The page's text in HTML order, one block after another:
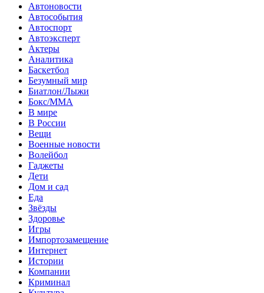
Автоновости
Автособытия
Автоспорт
Автоэксперт
Актеры
Аналитика
Баскетбол
Безумный мир
Биатлон/Лыжи
Бокс/MMA
В мире
В России
Вещи
Военные новости
Волейбол
Гаджеты
Дети
Дом и сад
Еда
Звёзды
Здоровье
Игры
Импортозамещение
Интернет
Истории
Компании
Криминал